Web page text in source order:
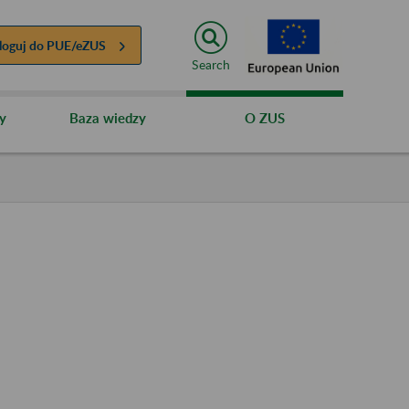
do PUE/eZUS
Search
Baza wiedzy O ZUS